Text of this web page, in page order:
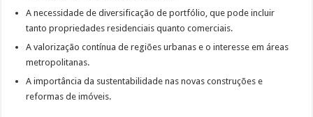
A necessidade de diversificação de portfólio, que pode incluir
tanto propriedades residenciais quanto comerciais.
A valorização contínua de regiões urbanas e o interesse em áreas
metropolitanas.
A importância da sustentabilidade nas novas construções e
reformas de imóveis.